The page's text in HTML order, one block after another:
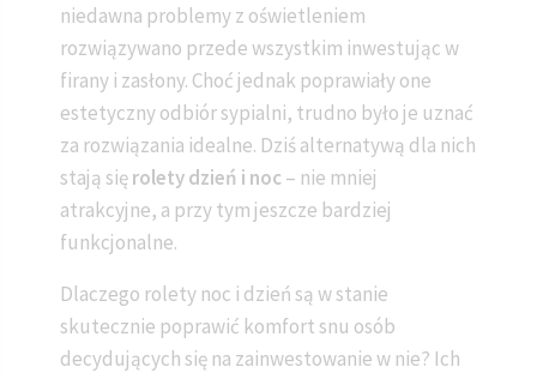
niedawna problemy z oświetleniem
rozwiązywano przede wszystkim inwestując w
firany i zasłony. Choć jednak poprawiały one
estetyczny odbiór sypialni, trudno było je uznać
za rozwiązania idealne. Dziś alternatywą dla nich
stają sięrolety dzień i noc– nie mniej
atrakcyjne, a przy tym jeszcze bardziej
funkcjonalne.
Dlaczego rolety noc i dzień są w stanie
skutecznie poprawić komfort snu osób
decydujących się na zainwestowanie w nie? Ich